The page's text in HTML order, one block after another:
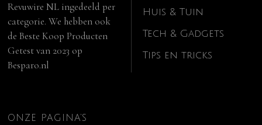
Revuwire NL ingedeeld per
categorie. We hebben ook
deBeste Koop Producten
Getest van 2023 op
Besparo.nl
Huis & Tuin
Tech & Gadgets
Tips en tricks
ONZE PAGINA’S